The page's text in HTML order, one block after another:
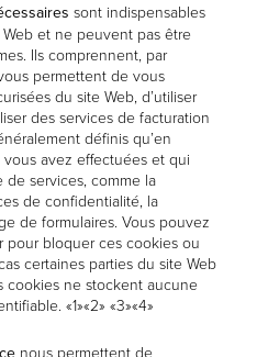
sont indispensables
et ne peuvent pas être
Ils comprennent, par
permettent de vous
du site Web, d’utiliser
des services de facturation
définis qu’en
avez effectuées et qui
services, comme la
de confidentialité, la
de formulaires. Vous pouvez
pour bloquer ces cookies ou
certaines parties du site Web
cookies ne stockent aucune
«1»«2» «3»«4»
nous permettent de